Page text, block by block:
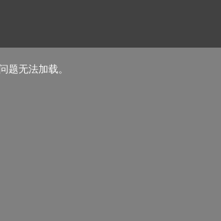
题无法加载。